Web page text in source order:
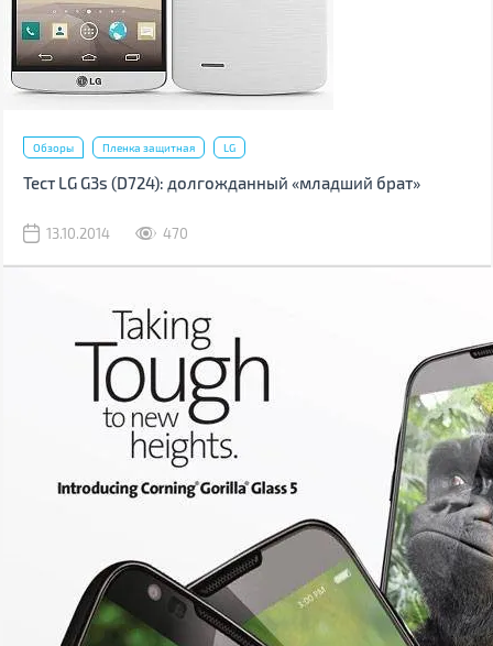
Обзоры Пленка защитная LG
Тест LG G3s (D724): долгожданный «младший брат»
13.10.2014 470